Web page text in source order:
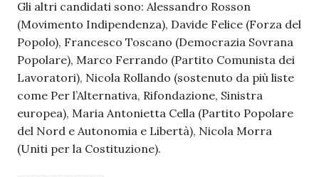
Gli altri candidati sono: Alessandro Rosson
(Movimento Indipendenza), Davide Felice (Forza del
Popolo), Francesco Toscano (Democrazia Sovrana
Popolare), Marco Ferrando (Partito Comunista dei
Lavoratori), Nicola Rollando (sostenuto da più liste
come Per l’Alternativa, Rifondazione, Sinistra
europea), Maria Antonietta Cella (Partito Popolare
del Nord e Autonomia e Libertà), Nicola Morra
(Uniti per la Costituzione).